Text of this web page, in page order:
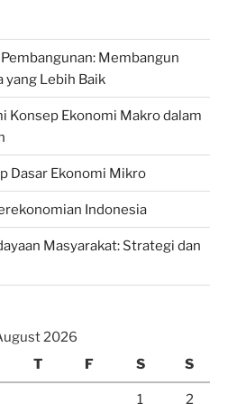
Membangun
yang Lebih Baik
Konsep Ekonomi Makro dalam
Dasar Ekonomi Mikro
Indonesia
Masyarakat: Strategi dan
2026
T F S S
1 2